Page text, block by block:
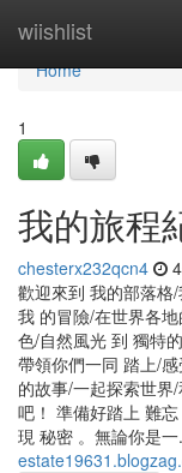
wiishlist
Home
Home
1
我的旅程
chesterx232qcn4
歡迎來到 我的部落格
我 的冒險/在世界各
色/自然風光 到 獨特
帶領你們一同 踏上/
的故事/一起探索世界
吧！ 準備好踏上 難
現 秘密 。無論你是一